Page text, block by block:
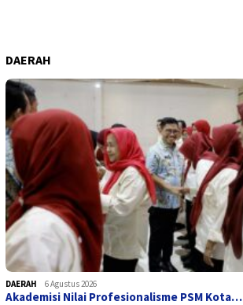
DAERAH
DAERAH 6 Agustus 2026
Akademisi Nilai Profesionalisme PSM Kota…